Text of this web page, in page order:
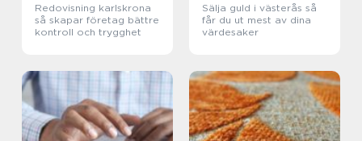
Redovisning karlskrona
så skapar företag bättre
kontroll och trygghet
Sälja guld i västerås så
får du ut mest av dina
värdesaker